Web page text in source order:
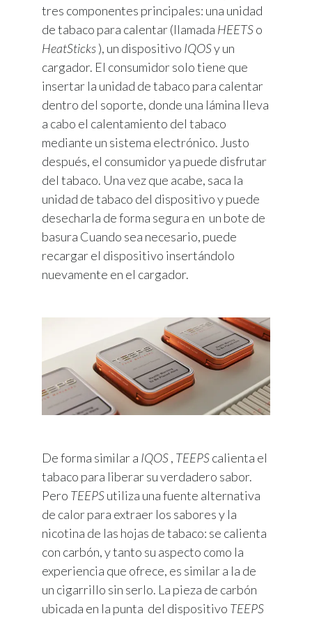
tres componentes principales: una unidad
de tabaco para calentar (llamada HEETSo
HeatSticks), un dispositivo IQOSy un
cargador. El consumidor solo tiene que
insertar la unidad de tabaco para calentar
dentro del soporte, donde una lámina lleva
a cabo el calentamiento del tabaco
mediante un sistema electrónico. Justo
después, el consumidor ya puede disfrutar
del tabaco. Una vez que acabe, saca la
unidad de tabaco del dispositivo y puede
desecharla de forma segura en un bote de
basura Cuando sea necesario, puede
recargar el dispositivo insertándolo
nuevamente en el cargador.
De forma similar a IQOS, TEEPScalienta el
tabaco para liberar su verdadero sabor.
Pero TEEPSutiliza una fuente alternativa
de calor para extraer los sabores y la
nicotina de las hojas de tabaco: se calienta
con carbón, y tanto su aspecto como la
experiencia que ofrece, es similar a la de
un cigarrillo sin serlo. La pieza de carbón
ubicada en la punta del dispositivo TEEPS